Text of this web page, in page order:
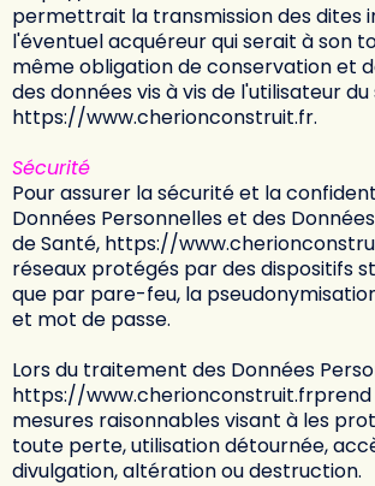
permettrait la transmission des dites
l'éventuel acquéreur qui serait à son
même obligation de conservation et
des données vis à vis de l'utilisateur du
https://www.cherionconstruit.fr.
Sécurité
Pour assurer la sécurité et la
Données Personnelles et des
de Santé, https://
réseaux protégés par des dispositifs
que par pare-feu, la
et mot de passe.
Lors du traitement des Données
https://www.cherionconstruit.fr
mesures raisonnables visant à les
toute perte, utilisation détournée,
divulgation, altération ou destruction.